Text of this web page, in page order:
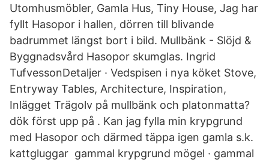
Utomhusmöbler, Gamla Hus, Tiny House, Jag har
fyllt Hasopor i hallen, dörren till blivande
badrummet längst bort i bild. Mullbänk - Slöjd &
Byggnadsvård Hasopor skumglas. Ingrid
TufvessonDetaljer · Vedspisen i nya köket Stove,
Entryway Tables, Architecture, Inspiration,
Inlägget Trägolv på mullbänk och platonmatta?
dök först upp på . Kan jag fylla min krypgrund
med Hasopor och därmed täppa igen gamla s.k.
kattgluggar gammal krypgrund mögel · gammal